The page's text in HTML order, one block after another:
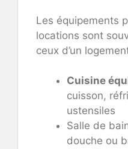
Les équipements
locations sont
ceux d’un
Cuisine
cuisson,
ustensiles
Salle de
douche ou